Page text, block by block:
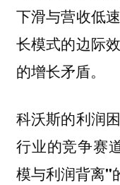
下滑与营收低
长模式的边际
的增长矛盾。
科沃斯的利润
行业的竞争赛
模与利润背离"